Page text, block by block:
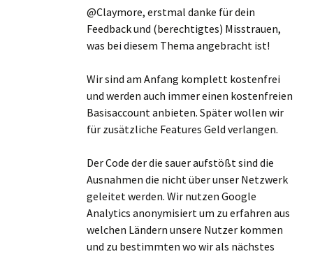
@Claymore, erstmal danke für dein
Feedback und (berechtigtes) Misstrauen,
was bei diesem Thema angebracht ist!
Wir sind am Anfang komplett kostenfrei
und werden auch immer einen kostenfreien
Basisaccount anbieten. Später wollen wir
für zusätzliche Features Geld verlangen.
Der Code der die sauer aufstößt sind die
Ausnahmen die nicht über unser Netzwerk
geleitet werden. Wir nutzen Google
Analytics anonymisiert um zu erfahren aus
welchen Ländern unsere Nutzer kommen
und zu bestimmten wo wir als nächstes